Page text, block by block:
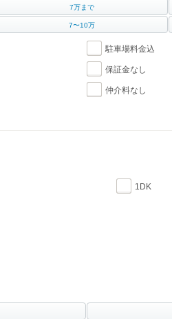
7万まで
7〜10万
駐車場料金込
保証金なし
仲介料なし
1DK